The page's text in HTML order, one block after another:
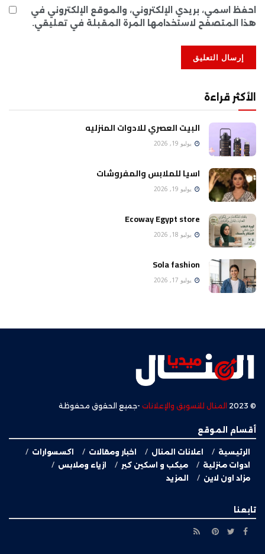
احفظ اسمي، بريدي الإلكتروني، والموقع الإلكتروني في
هذا المتصفح لاستخدامها المرة المقبلة في تعليقي.
الأكثر قراءة
البيت العصري للادوات المنزليه
يوليو 19, 2026
اسيا للملابس والمفروشات
يوليو 19, 2026
Ecoway Egypt store
يوليو 18, 2026
Sola fashion
يوليو 17, 2026
© 2023 المنال للتسويق والإعلانات -جميع الحقوق محفوظة
أقسام الموقع
الرئيسية اعلانات المنال اخبار ومقالات
اكسسوارات
ادوات منزلية
ميكب و اسكين كير
ازياء وملابس
مزاد اون لاين
المزيد
تابعنا